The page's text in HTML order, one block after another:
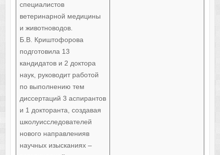
специалистов
ветеринарной медицины
и животноводов.
Б.В. Криштофорова
подготовила 13
кандидатов и 2 доктора
наук, руководит работой
по выполнению тем
диссертаций 3 аспирантов
и 1 докторанта, создавая
школуисследователей
нового направленияв
научных изысканиях –